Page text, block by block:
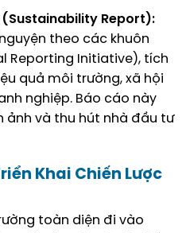
(Sustainability Report):
theo các khuôn
Reporting Initiative), tích
quả môi trường, xã hội
nghiệp. Báo cáo này
ảnh và thu hút nhà đầu tư
Khai Chiến Lược
toàn diện đi vào